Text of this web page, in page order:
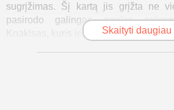
sugrįžimas. Šį kartą jis grįžta ne
pasirodo galingas naujas
Knaklsas, kuris ieško legendinio
Skaityti daugiau